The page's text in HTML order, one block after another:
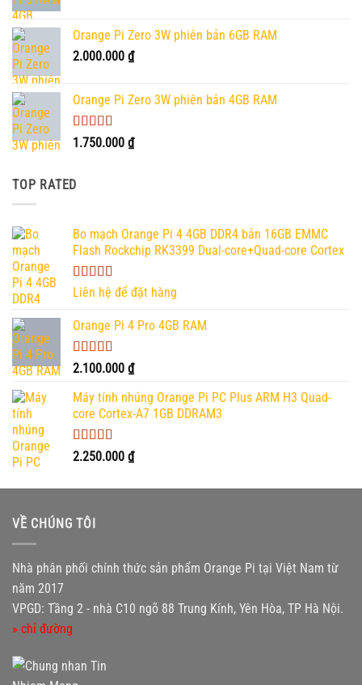
Orange Pi Zero 3W phiên bản 6GB RAM
2.000.000 ₫
Orange Pi Zero 3W phiên bản 4GB RAM
Được xếp
5
1.750.000 ₫
TOP RATED
Bo mạch Orange Pi 4 4GB DDR4 bản 16GB EMMC
Flash Rockchip RK3399 Dual-core+Quad-core Cortex
Được xếp
5.00
Liên hệ để đặt hàng
Orange Pi 4 Pro 4GB RAM
Được xếp
5
sao
2.100.000 ₫
Máy tính nhúng Orange Pi PC Plus ARM H3 Quad-
core Cortex-A7 1GB DDRAM3
Được xếp
5
2.250.000 ₫
VỀ CHÚNG TÔI
Nhà phân phối chính thức sản phẩm Orange Pi tại Việt Nam từ
năm 2017
VPGD: Tầng 2 - nhà C10 ngõ 88 Trung Kính, Yên Hòa, TP Hà Nội.
» chỉ đường